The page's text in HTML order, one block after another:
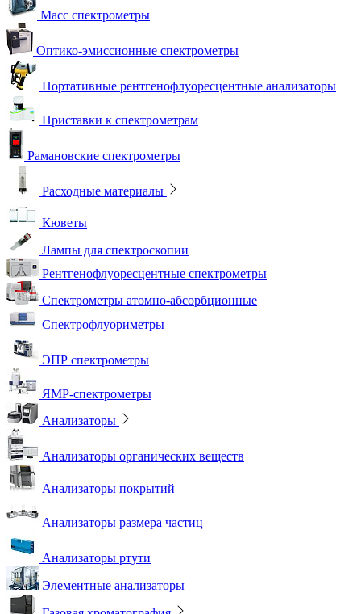
Масс спектрометры
Оптико-эмиссионные спектрометры
Портативные рентгенофлуоресцентные анализаторы
Приставки к спектрометрам
Рамановские спектрометры
Расходные материалы
Кюветы
Лампы для спектроскопии
Рентгенофлуоресцентные спектрометры
Спектрометры атомно-абсорбционные
Спектрофлуориметры
ЭПР спектрометры
ЯМР-спектрометры
Анализаторы
Анализаторы органических веществ
Анализаторы покрытий
Анализаторы размера частиц
Анализаторы ртути
Элементные анализаторы